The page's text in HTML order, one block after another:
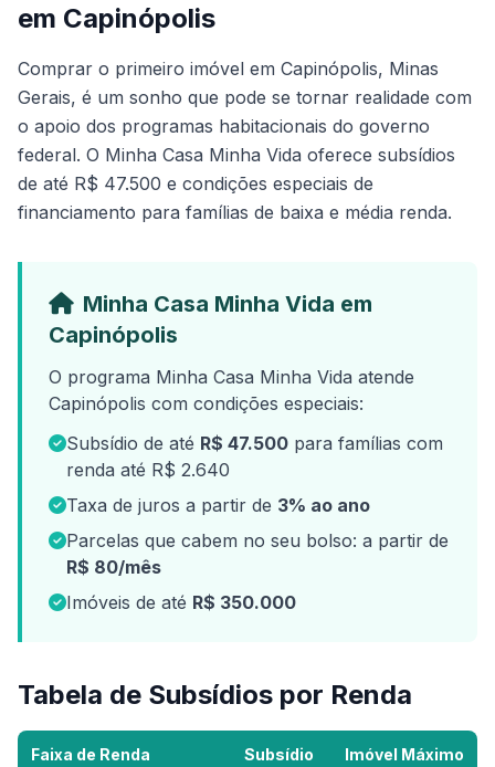
em Capinópolis
Comprar o primeiro imóvel em Capinópolis, Minas
Gerais, é um sonho que pode se tornar realidade com
o apoio dos programas habitacionais do governo
federal. O Minha Casa Minha Vida oferece subsídios
de até R$ 47.500 e condições especiais de
financiamento para famílias de baixa e média renda.
Minha Casa Minha Vida em
Capinópolis
O programa Minha Casa Minha Vida atende
Capinópolis com condições especiais:
Subsídio de até R$ 47.500 para famílias com
renda até R$ 2.640
Taxa de juros a partir de 3% ao ano
Parcelas que cabem no seu bolso: a partir de
R$ 80/mês
Imóveis de até R$ 350.000
Tabela de Subsídios por Renda
Faixa de Renda Subsídio Imóvel Máximo